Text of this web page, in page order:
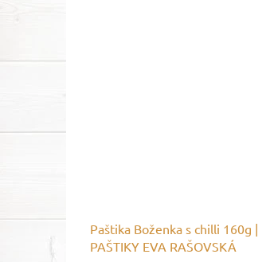
Paštika Boženka s chilli 160g |
PAŠTIKY EVA RAŠOVSKÁ